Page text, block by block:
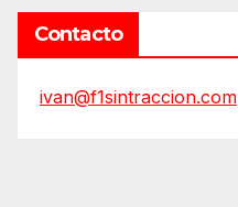
Contacto
ivan@f1sintraccion.com